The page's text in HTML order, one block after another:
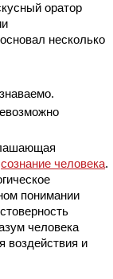
оратор
несколько
сознание человека.
понимании
человека
воздействия и